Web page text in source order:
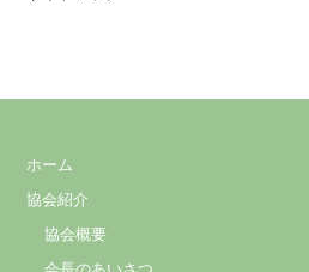
ホーム
協会紹介
協会概要